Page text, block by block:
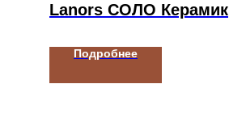
Lanors СОЛО Керамик
Подробнее